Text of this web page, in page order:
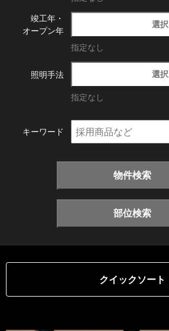
竣工年・
オープン年
選択
指定なし
照明手法 選択
指定なし
キーワード
物件検索
部位検索
クイックソート